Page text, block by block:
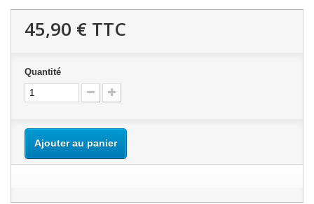
45,90 € TTC
Quantité
Ajouter au panier